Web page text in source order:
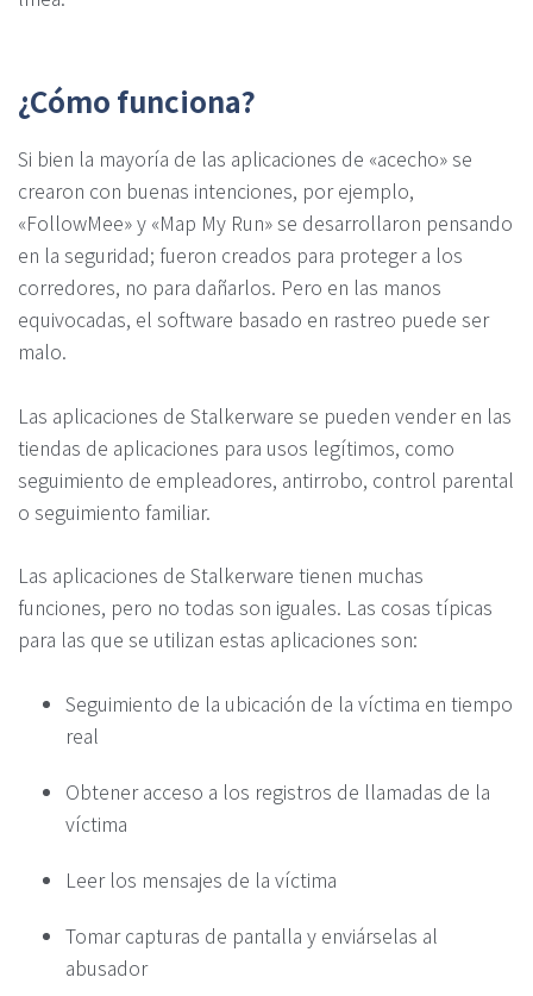
¿Cómo funciona?
Si bien la mayoría de las aplicaciones de «acecho» se
crearon con buenas intenciones, por ejemplo,
«FollowMee» y «Map My Run» se desarrollaron pensando
en la seguridad; fueron creados para proteger a los
corredores, no para dañarlos. Pero en las manos
equivocadas, el software basado en rastreo puede ser
malo.
Las aplicaciones de Stalkerware se pueden vender en las
tiendas de aplicaciones para usos legítimos, como
seguimiento de empleadores, antirrobo, control parental
o seguimiento familiar.
Las aplicaciones de Stalkerware tienen muchas
funciones, pero no todas son iguales. Las cosas típicas
para las que se utilizan estas aplicaciones son:
Seguimiento de la ubicación de la víctima en tiempo
real
Obtener acceso a los registros de llamadas de la
víctima
Leer los mensajes de la víctima
Tomar capturas de pantalla y enviárselas al
abusador